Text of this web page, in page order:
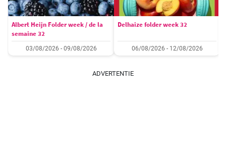
Albert Heijn Folder week / de la
semaine 32
03/08/2026 - 09/08/2026
Delhaize folder week 32
06/08/2026 - 12/08/2026
ADVERTENTIE